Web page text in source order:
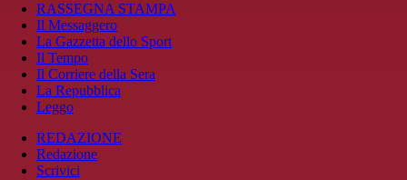
RASSEGNA STAMPA
Il Messaggero
La Gazzetta dello Sport
Il Tempo
Il Corriere della Sera
La Repubblica
Leggo
REDAZIONE
Redazione
Scrivici